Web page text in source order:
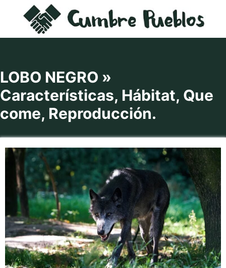
contenido
LOBO NEGRO »
Características, Hábitat, Que
come, Reproducción.